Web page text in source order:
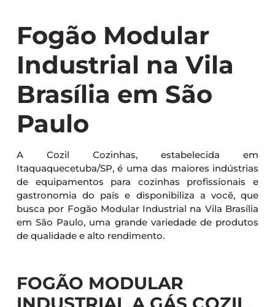
Fogão Modular
Industrial na Vila
Brasília em São
Paulo
A Cozil Cozinhas, estabelecida em
Itaquaquecetuba/SP, é uma das maiores indústrias
de equipamentos para cozinhas profissionais e
gastronomia do país e disponibiliza a você, que
busca por Fogão Modular Industrial na Vila Brasília
em São Paulo, uma grande variedade de produtos
de qualidade e alto rendimento.
FOGÃO MODULAR